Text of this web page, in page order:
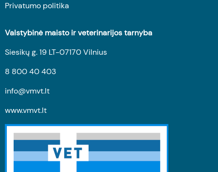
Privatumo politika
Valstybinė maisto ir veterinarijos tarnyba
Siesikų g. 19 LT-07170 Vilnius
8 800 40 403
info@vmvt.lt
www.vmvt.lt